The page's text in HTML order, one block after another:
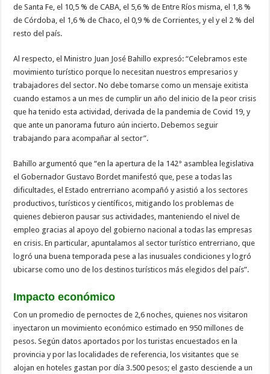
de Santa Fe, el 10,5 % de CABA, el 5,6 % de Entre Ríos misma, el 1,8 %
de Córdoba, el 1,6 % de Chaco, el 0,9 % de Corrientes, y el y el 2 % del
resto del país.
Al respecto, el Ministro Juan José Bahillo expresó: “Celebramos este
movimiento turístico porque lo necesitan nuestros empresarios y
trabajadores del sector. No debe tomarse como un mensaje exitista
cuando estamos a un mes de cumplir un año del inicio de la peor crisis
que ha tenido esta actividad, derivada de la pandemia de Covid 19, y
que ante un panorama futuro aún incierto. Debemos seguir
trabajando para acompañar al sector”.
Bahillo argumentó que “en la apertura de la 142° asamblea legislativa
el Gobernador Gustavo Bordet manifestó que, pese a todas las
dificultades, el Estado entrerriano acompañó y asistió a los sectores
productivos, turísticos y científicos, mitigando los problemas de
quienes debieron pausar sus actividades, manteniendo el nivel de
empleo gracias al apoyo del gobierno nacional a todas las empresas
en crisis. En particular, apuntalamos al sector turístico entrerriano, que
logró una buena temporada pese a las inusuales condiciones y logró
ubicarse como uno de los destinos turísticos más elegidos del país”.
Impacto económico
Con un promedio de pernoctes de 2,6 noches, quienes nos visitaron
inyectaron un movimiento económico estimado en 950 millones de
pesos. Según datos aportados por los turistas encuestados en la
provincia y por las localidades de referencia, los visitantes que se
alojan en hoteles gastan por día 3.500 pesos; el gasto desciende a un